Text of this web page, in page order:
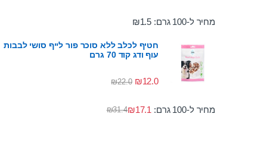
מחיר ל-100 גרם: ₪1.5
חטיף לכלב ללא סוכר פור לייף סושי לבבות
עוף ודג קוד 70 גרם
₪12.0
₪22.0
מחיר ל-100 גרם: ₪31.4₪17.1